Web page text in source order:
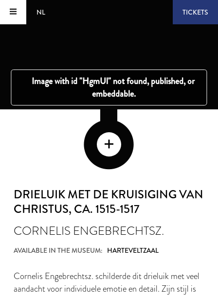
NL TICKETS
DRIELUIK MET DE KRUISIGING VAN
CHRISTUS, CA. 1515-1517
CORNELIS ENGEBRECHTSZ.
AVAILABLE IN THE MUSEUM: HARTEVELTZAAL
Cornelis Engebrechtsz. schilderde dit drieluik met veel
aandacht voor individuele emotie en detail. Zijn stijl is